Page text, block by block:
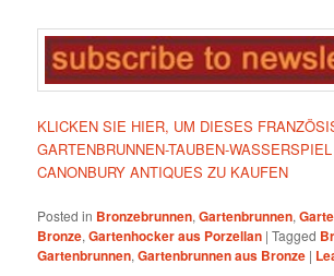
KLICKEN SIE HIER, UM DIESES
GARTENBRUNNEN-TAUBEN-
CANONBURY ANTIQUES ZU KAUFEN
Posted in Bronzebrunnen,Gartenbrunnen,
Bronze,Gartenhocker aus Porzellan |Tagged
Gartenbrunnen,Gartenbrunnen aus Bronze |